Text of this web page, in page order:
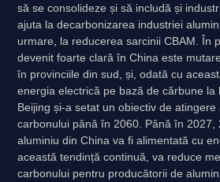
să se consolideze și să includă și
ajuta la decarbonizarea industriei
urmare, la reducerea sarcinii CBAM. În
devenit foarte clară în China este
în provinciile din sud, și, odată cu
energia electrică pe bază de cărbune la
Beijing și-a setat un obiectiv de atingere
carbonului până în 2060. Până în 2027,
aluminiu din China va fi alimentată cu
această tendință continuă, va reduce
carbonului pentru producătorii de